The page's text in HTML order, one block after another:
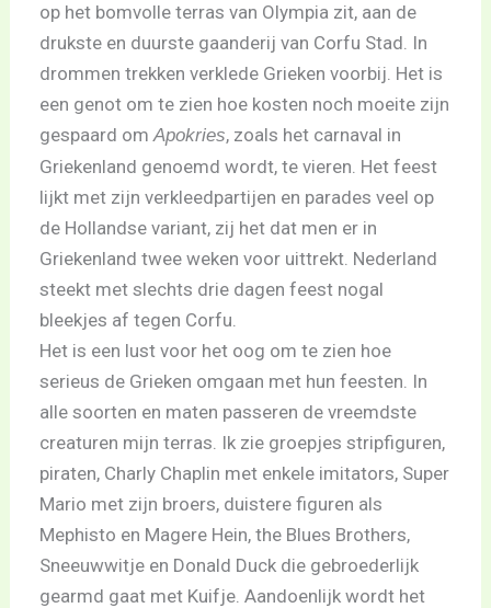
op het bomvolle terras van Olympia zit, aan de
drukste en duurste gaanderij van Corfu Stad. In
drommen trekken verklede Grieken voorbij. Het is
een genot om te zien hoe kosten noch moeite zijn
gespaard omApokries, zoals het carnaval in
Griekenland genoemd wordt, te vieren. Het feest
lijkt met zijn verkleedpartijen en parades veel op
de Hollandse variant, zij het dat men er in
Griekenland twee weken voor uittrekt. Nederland
steekt met slechts drie dagen feest nogal
bleekjes af tegen Corfu.
Het is een lust voor het oog om te zien hoe
serieus de Grieken omgaan met hun feesten. In
alle soorten en maten passeren de vreemdste
creaturen mijn terras. Ik zie groepjes stripfiguren,
piraten, Charly Chaplin met enkele imitators, Super
Mario met zijn broers, duistere figuren als
Mephisto en Magere Hein, the Blues Brothers,
Sneeuwwitje en Donald Duck die gebroederlijk
gearmd gaat met Kuifje. Aandoenlijk wordt het